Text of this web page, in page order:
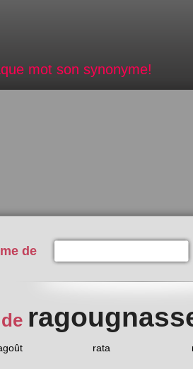
mot son synonyme!
de
rata